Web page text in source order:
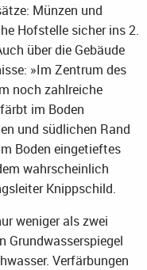
Münzen und
Hofstelle sicher ins 2.
über die Gebäude
»Im Zentrum des
noch zahlreiche
im Boden
und südlichen Rand
Boden eingetieftes
wahrscheinlich
Knippschild.
weniger als zwei
Grundwasserspiegel
Verfärbungen